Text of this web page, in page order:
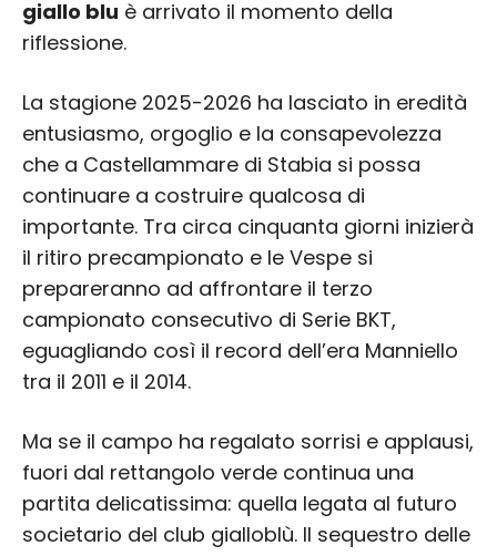
giallo blu è arrivato il momento della
riflessione.
La stagione 2025-2026 ha lasciato in eredità
entusiasmo, orgoglio e la consapevolezza
che a Castellammare di Stabia si possa
continuare a costruire qualcosa di
importante. Tra circa cinquanta giorni inizierà
il ritiro precampionato e le Vespe si
prepareranno ad affrontare il terzo
campionato consecutivo di Serie BKT,
eguagliando così il record dell’era Manniello
tra il 2011 e il 2014.
Ma se il campo ha regalato sorrisi e applausi,
fuori dal rettangolo verde continua una
partita delicatissima: quella legata al futuro
societario del club gialloblù. Il sequestro delle